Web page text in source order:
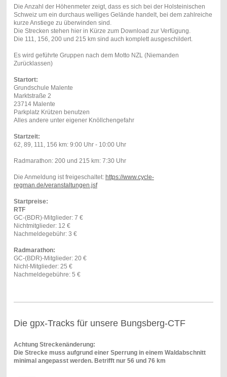
Die Anzahl der Höhenmeter zeigt, dass es sich bei der Holsteinischen
Schweiz um ein durchaus welliges Gelände handelt, bei dem zahlreiche
kurze Anstiege zu überwinden sind.
Die Strecken stehen hier in Kürze zum Download zur Verfügung.
Die 111, 156, 200 und 215 km sind auch komplett ausgeschildert.
Es wird geführte Gruppen nach dem Motto NZL (Niemanden
Zurücklassen)
Startort:
Grundschule Malente
Marktstraße 2
23714 Malente
Parkplatz Krützen benutzen
Alles andere unter eigener Knöllchengefahr
Startzeit:
62, 89, 111, 156 km: 9:00 Uhr - 10:00 Uhr
Radmarathon: 200 und 215 km: 7:30 Uhr
Die Anmeldung ist freigeschaltet: https://www.cycle-
regman.de/veranstaltungen.jsf
Startpreise:
RTF
GC-(BDR)-Mitglieder: 7 €
Nichtmitglieder: 12 €
Nachmeldegebühr: 3 €
Radmarathon:
GC-(BDR)-Mitglieder: 20 €
Nicht-Mitglieder: 25 €
Nachmeldegebühre: 5 €
Die gpx-Tracks für unsere Bungsberg-CTF
Achtung Streckenänderung:
Die Strecke muss aufgrund einer Sperrung in einem Waldabschnitt
minimal angepasst werden. Betrifft nur 56 und 76 km